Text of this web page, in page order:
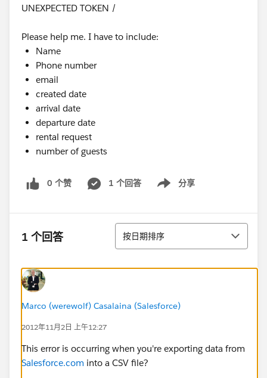
UNEXPECTED TOKEN /
Please help me. I have to include:
Name
Phone number
email
created date
arrival date
departure date
rental request
number of guests
0 个赞 1 个回答 分享
Show menu
1 个回答 排序
按日期排序
Marco (werewolf) Casalaina (Salesforce)
2012年11月2日 上午12:27
This error is occurring when you're exporting data from
Salesforce.com into a CSV file?